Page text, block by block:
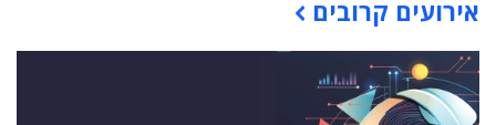
אירועים קרובים